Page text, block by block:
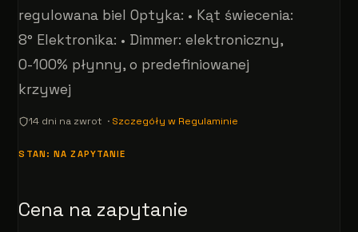
regulowana biel Optyka: • Kąt świecenia:
8° Elektronika: • Dimmer: elektroniczny,
0-100% płynny, o predefiniowanej
krzywej
14 dni na zwrot · Szczegóły w Regulaminie
STAN: NA ZAPYTANIE
Cena na zapytanie